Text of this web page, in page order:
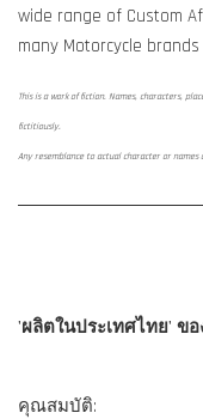
wide range of Custom
many Motorcycle
This is a work of fiction. Names, characters,
fictitiously.
Any resemblance to actual character or
'ผลิตในประเทศไทย' ขอ
คุณสมบัติ: